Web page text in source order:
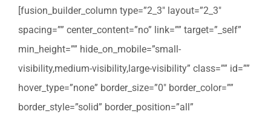
[fusion_builder_column type=”2_3″ layout=”2_3″
spacing=”” center_content=”no” link=”” target=”_self”
min_height=”” hide_on_mobile=”small-
visibility,medium-visibility,large-visibility” class=”” id=””
hover_type=”none” border_size=”0″ border_color=””
border_style=”solid” border_position=”all”